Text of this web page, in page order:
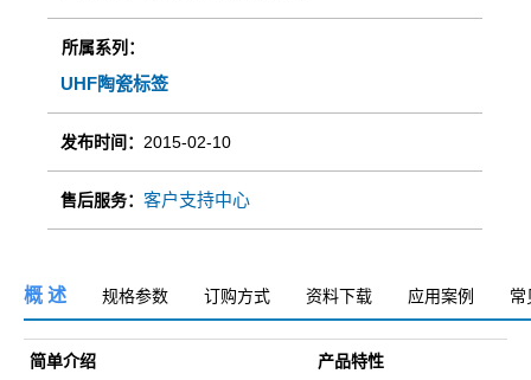
所属系列：
UHF陶瓷标签
发布时间： 2015-02-10
售后服务： 客户支持中心
概 述 规格参数 订购方式 资料下载 应用案例 常
简单介绍 产品特性